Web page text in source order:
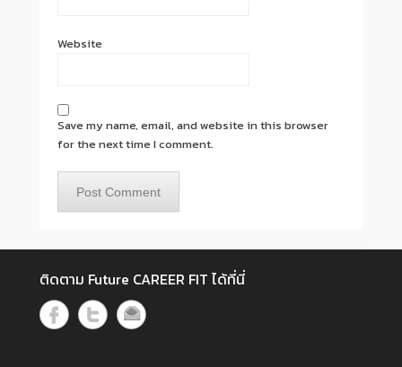
Website
Save my name, email, and website in this browser
for the next time I comment.
ติดตาม Future CAREER FIT ได้ที่นี่